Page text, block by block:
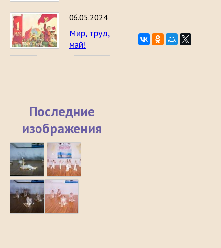
06.05.2024
Мир, труд,
май!
Последние
изображения